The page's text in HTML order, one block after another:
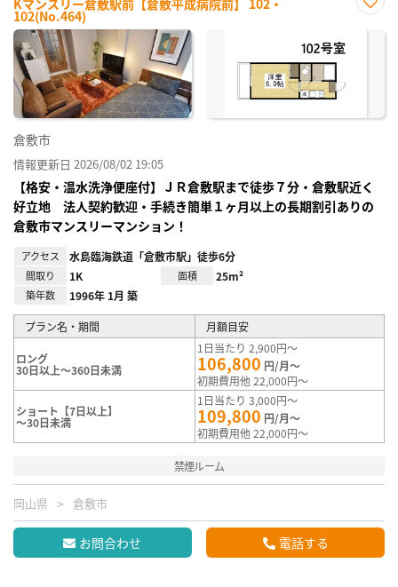
102(No.464)
に入
倉敷市
情報更新日 2026/08/02 19:05
【格安・温水洗浄便座付】ＪＲ倉敷駅まで徒歩７分・倉敷駅近く
好立地 法人契約歓迎・手続き簡単１ヶ月以上の長期割引ありの
倉敷市マンスリーマンション！
アクセス 水島臨海鉄道「倉敷市駅」徒歩6分
間取り 1K 面積 25m²
築年数 1996年 1月 築
プラン名・期間 月額目安
ロング
30日以上～360日未満
1日当たり 2,900円～
106,800 円/月～
初期費用他 22,000円～
ショート【7日以上】
～30日未満
1日当たり 3,000円～
109,800 円/月～
初期費用他 22,000円～
禁煙ルーム
岡山県 倉敷市
お問合わせ 電話する